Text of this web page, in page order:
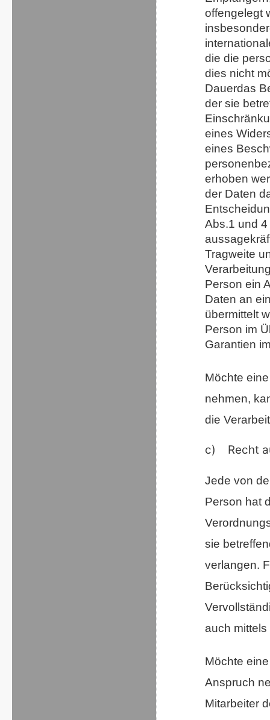
offengelegt
die die
dies nicht
Dauerdas
der sie
eines
eines
erhoben
der Daten
Abs.1 und
Tragweite
Person ein
Daten an
übermittelt
Person im
Garantien
Möchte
nehmen,
die
c) Recht
Jede von
Person hat
sie
verlangen.
auch
Möchte
Anspruch
Mitarbeiter